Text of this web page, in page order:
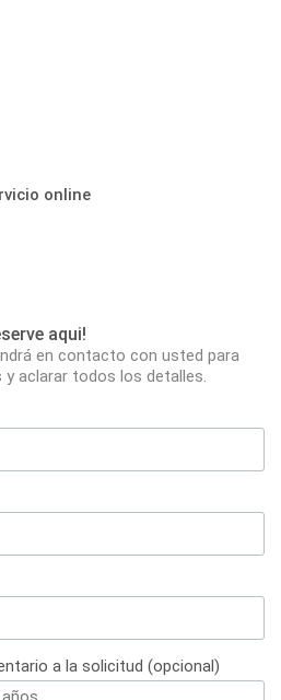
online
aqui!
en contacto con usted para
aclarar todos los detalles.
a la solicitud (opcional)